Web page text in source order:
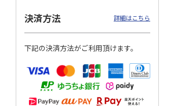
円…
4.8（11）
5,500円
4.6（7）
11,000円
決済方法 詳細はこちら
下記の決済方法がご利用頂けます。